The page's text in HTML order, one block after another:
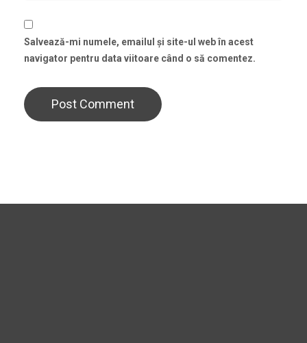
Salvează-mi numele, emailul și site-ul web în acest
navigator pentru data viitoare când o să comentez.